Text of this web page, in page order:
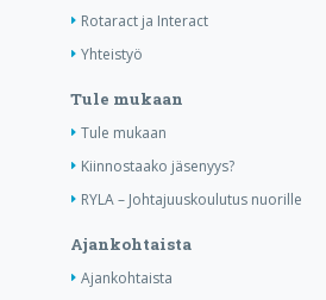
Rotaract ja Interact
Yhteistyö
Tule mukaan
Tule mukaan
Kiinnostaako jäsenyys?
RYLA – Johtajuuskoulutus nuorille
Ajankohtaista
Ajankohtaista